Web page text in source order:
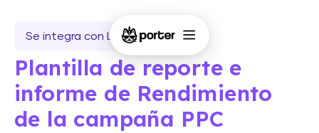
Se integra con Looker Studio
Plantilla de reporte e
informe de Rendimiento
de la campaña PPC